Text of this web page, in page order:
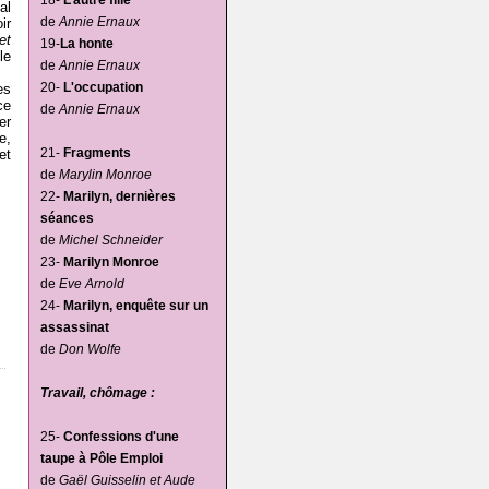
deAnnie Ernaux
19-La honte
deAnnie Ernaux
20- L'occupation
deAnnie Ernaux
21- Fragments
de Marylin Monroe
22- Marilyn, dernières
séances
de Michel Schneider
23- Marilyn Monroe
de Eve Arnold
24- Marilyn, enquête sur un
assassinat
de Don Wolfe
Travail, chômage :
25- Confessions d'une
taupe à Pôle Emploi
de Gaël Guisselin et Aude